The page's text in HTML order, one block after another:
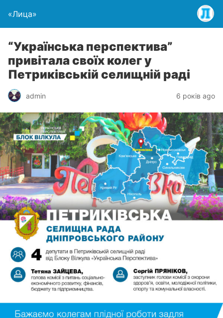
«Лица»
“Українська перспектива”
привітала своїх колег у
Петриківській селищній раді
admin 6 років ago